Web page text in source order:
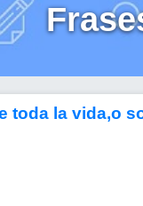
toda la vida,o